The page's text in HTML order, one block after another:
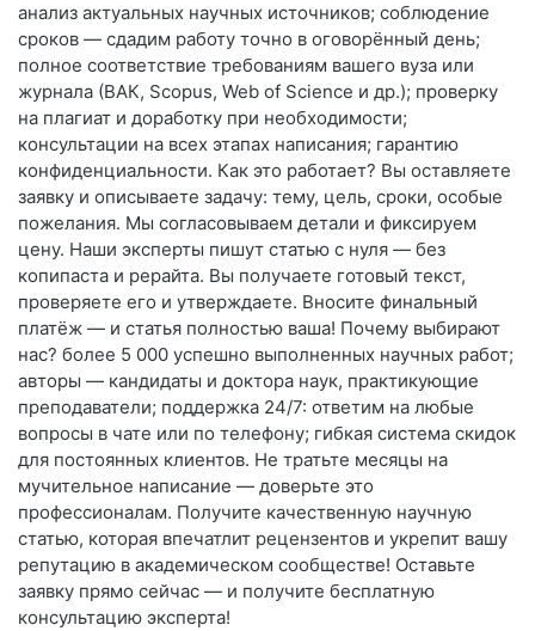
анализ актуальных научных источников; соблюдение
сроков — сдадим работу точно в оговорённый день;
полное соответствие требованиям вашего вуза или
журнала (ВАК, Scopus, Web of Science и др.); проверку
на плагиат и доработку при необходимости;
консультации на всех этапах написания; гарантию
конфиденциальности. Как это работает? Вы оставляете
заявку и описываете задачу: тему, цель, сроки, особые
пожелания. Мы согласовываем детали и фиксируем
цену. Наши эксперты пишут статью с нуля — без
копипаста и рерайта. Вы получаете готовый текст,
проверяете его и утверждаете. Вносите финальный
платёж — и статья полностью ваша! Почему выбирают
нас? более 5 000 успешно выполненных научных работ;
авторы — кандидаты и доктора наук, практикующие
преподаватели; поддержка 24/7: ответим на любые
вопросы в чате или по телефону; гибкая система скидок
для постоянных клиентов. Не тратьте месяцы на
мучительное написание — доверьте это
профессионалам. Получите качественную научную
статью, которая впечатлит рецензентов и укрепит вашу
репутацию в академическом сообществе! Оставьте
заявку прямо сейчас — и получите бесплатную
консультацию эксперта!